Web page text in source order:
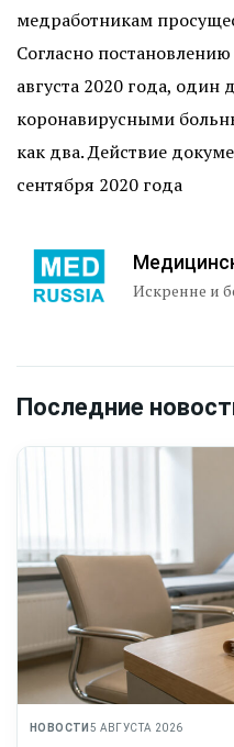
медработникам
Согласно
августа 2020 года, один
коронавирусными
как два. Действие
сентября 2020 года
Искренне и
Последние
НОВОСТИ 5 АВГУСТА 2026